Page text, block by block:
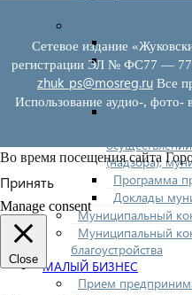
Орган
лесного
Управление
(надзора),
Программа
Доклады
Муниципальный
Муниципальный
благоустройства
МАЛЫЙ БИЗНЕС
Прием
Сетевое издание
регистрации ЭЛ № ФС77 —
zhuk_ps@mosreg.ru Все
Использование аудио-, фото-
Во время посещения сайта
Принять
Manage consent
Close